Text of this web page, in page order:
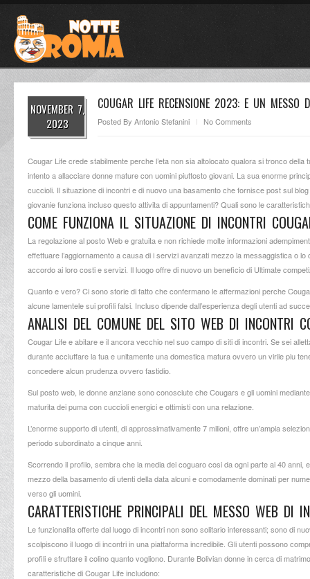
NOVEMBER 7,
2023
COUGAR LIFE RECENSIONE 2023: E UN MESSO
Posted By Antonio Stefanini No Comments
Cougar Life crede stabilmente perche l’eta non sia altolocato qualora si tronco
intento a allacciare donne mature con uomini piuttosto giovani. La sua enorme
cuccioli. Il situazione di incontri e di nuovo una basamento che fornisce post sul
giovanie funziona incluso questo attivita di appuntamenti?Quali sono le
COME FUNZIONA IL SITUAZIONE DI INCONTRI
La regolazione al posto Web e gratuita e non richiede molte informazioni
effettuare l’aggiornamento a causa di i servizi avanzati mezzo la messaggistica o
accordo ai loro costi e servizi. Il luogo offre di nuovo un beneficio di Ultimate
Quanto e vero? Ci sono storie di fatto che confermano le affermazioni perche
alcune lamentele sui profili falsi. Incluso dipende dall’esperienza degli utenti ad
ANALISI DEL COMUNE DEL SITO WEB DI INCONTRI
Cougar Life e abitare e il ancora vecchio nel suo campo di siti di incontri. Se sei
durante acciuffare la tua e unitamente una domestica matura ovvero un virile piu
concedere alcun prudenza ovvero fastidio.
Sul posto web, le donne anziane sono conosciute che Cougars e gli uomini
maturita dei puma con cuccioli energici e ottimisti con una relazione.
L’enorme supporto di utenti, di approssimativamente 7 milioni, offre un’ampia
periodo subordinato a cinque anni.
Scorrendo il profilo, sembra che la media dei coguaro cosi da ogni parte ai 40
mezzo della basamento di utenti della data alcuni e comodamente dominati per
verso gli uomini.
CARATTERISTICHE PRINCIPALI DEL MESSO WEB DI
Le funzionalita offerte dal luogo di incontri non sono solitario interessanti; sono di
scolpiscono il luogo di incontri in una piattaforma incredibile. Gli utenti possono
profili e sfruttare il colino quanto vogliono. Durante Bolivian donne in cerca di
caratteristiche di Cougar Life includono: